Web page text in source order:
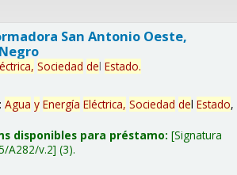
San Antonio Oeste,
Sociedad del Estado.
Agua y Energía Eléctrica, Sociedad del Estado,
disponibles para préstamo: Signatura
A282/v.2 (3).